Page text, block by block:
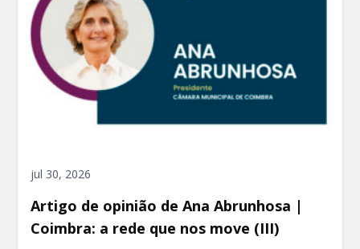
jul 30, 2026
Artigo de opinião de Ana Abrunhosa |
Coimbra: a rede que nos move (III)